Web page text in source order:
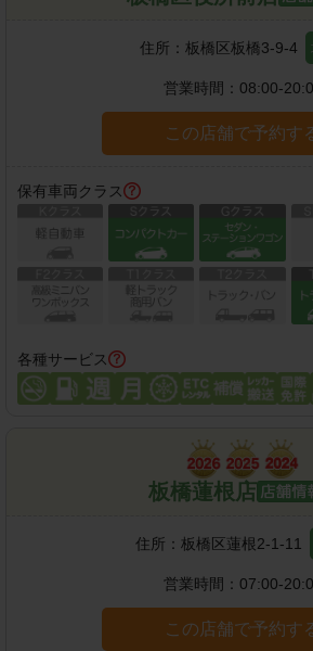
住所： 板橋区板橋3-9-4
営業時間： 08:00-
この店舗で予約す
保有車両クラス
各種サービス
板橋蓮根店
住所： 板橋区蓮根2-1-11
営業時間： 07:00-
この店舗で予約す